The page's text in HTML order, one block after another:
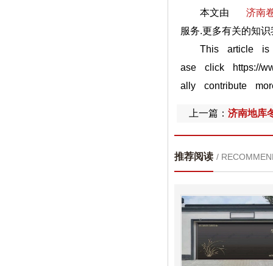
本文由
济南
服务.更多有关的知
This article is a
ase click https://
ally contribute
上一篇： 济南地库
推荐阅读 /